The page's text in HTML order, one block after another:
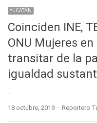
YUCATÁN
Coinciden INE,
ONU Mujeres
transitar de la
igualdad
18 octubre, 2019 Author
Reportero